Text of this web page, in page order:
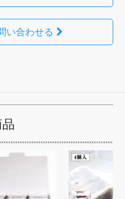
い合わせる